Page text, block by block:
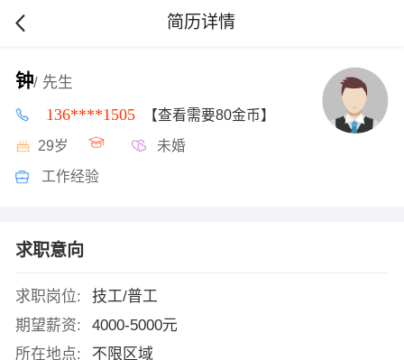
简历详情
钟/ 先生
136****1505 【查看需要80金币】
29岁 未婚
工作经验
求职意向
求职岗位:
技工/普工
期望薪资:
4000-5000元
所在地点:
不限区域